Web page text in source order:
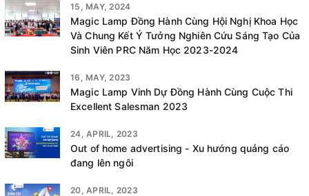
15, MAY, 2024
Magic Lamp Đồng Hành Cùng Hội Nghị Khoa Học
Và Chung Kết Ý Tưởng Nghiên Cứu Sáng Tạo Của
Sinh Viên PRC Năm Học 2023-2024
16, MAY, 2023
Magic Lamp Vinh Dự Đồng Hành Cùng Cuộc Thi
Excellent Salesman 2023
24, APRIL, 2023
Out of home advertising - Xu hướng quảng cáo
đang lên ngôi
20, APRIL, 2023